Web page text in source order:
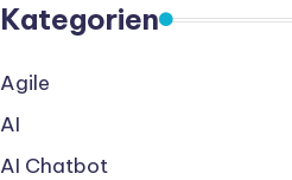
Kategorien
Agile
AI
AI Chatbot